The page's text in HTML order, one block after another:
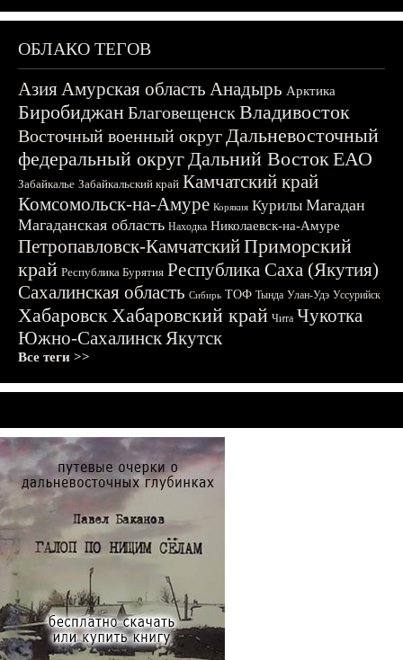
ОБЛАКО ТЕГОВ
АзияАмурская область Анадырь Арктика
БиробиджанБлаговещенскВладивосток
Восточный военный округДальневосточный
федеральный округДальний ВостокЕАО
Забайкалье Забайкальский край Камчатский край
Комсомольск-на-Амуре Корякия Курилы Магадан
Магаданская область Находка Николаевск-на-Амуре
Петропавловск-КамчатскийПриморский
край Республика Бурятия Республика Саха (Якутия)
Сахалинская область Сибирь ТОФ Тында Улан-Удэ Уссурийск
ХабаровскХабаровский край Чита Чукотка
Южно-СахалинскЯкутск
Все теги >>